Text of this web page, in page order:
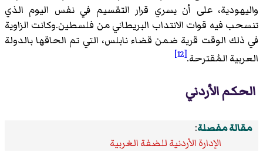
واليهودية، على أن يسري قرار التقسيم في نفس اليوم الذي
تنسحب فيه قوات الانتداب البريطاني من فلسطين.وكانت الزاوية
في ذلك الوقت قرية ضمن قضاء نابلس، التي تم الحاقها بالدولة
العربية المُقترحة.[12]
الحكم الأردني
مقالة مفصلة:
الإدارة الأردنية للضفة الغربية